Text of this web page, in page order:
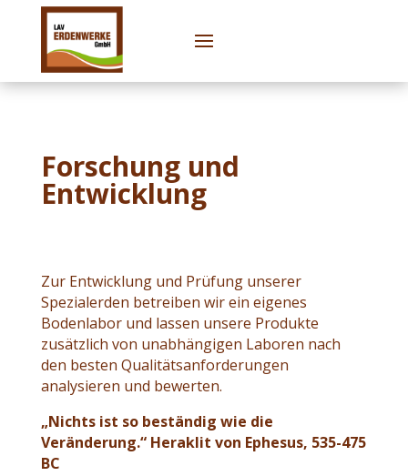
Forschung und
Entwicklung
Zur Entwicklung und Prüfung unserer
Spezialerden betreiben wir ein eigenes
Bodenlabor und lassen unsere Produkte
zusätzlich von unabhängigen Laboren nach
den besten Qualitätsanforderungen
analysieren und bewerten.
„Nichts ist so beständig wie die
Veränderung.“ Heraklit von Ephesus, 535-475
BC